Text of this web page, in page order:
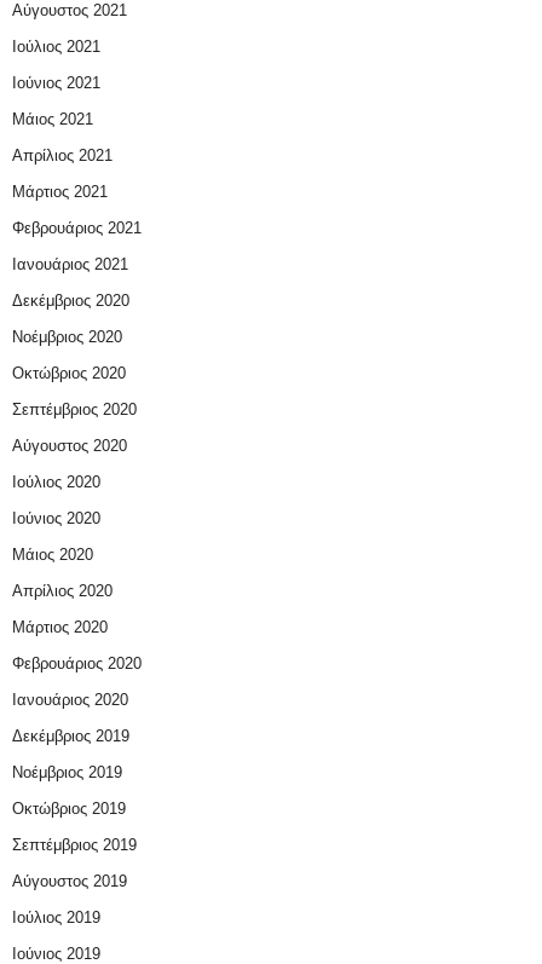
Αύγουστος 2021
Ιούλιος 2021
Ιούνιος 2021
Μάιος 2021
Απρίλιος 2021
Μάρτιος 2021
Φεβρουάριος 2021
Ιανουάριος 2021
Δεκέμβριος 2020
Νοέμβριος 2020
Οκτώβριος 2020
Σεπτέμβριος 2020
Αύγουστος 2020
Ιούλιος 2020
Ιούνιος 2020
Μάιος 2020
Απρίλιος 2020
Μάρτιος 2020
Φεβρουάριος 2020
Ιανουάριος 2020
Δεκέμβριος 2019
Νοέμβριος 2019
Οκτώβριος 2019
Σεπτέμβριος 2019
Αύγουστος 2019
Ιούλιος 2019
Ιούνιος 2019